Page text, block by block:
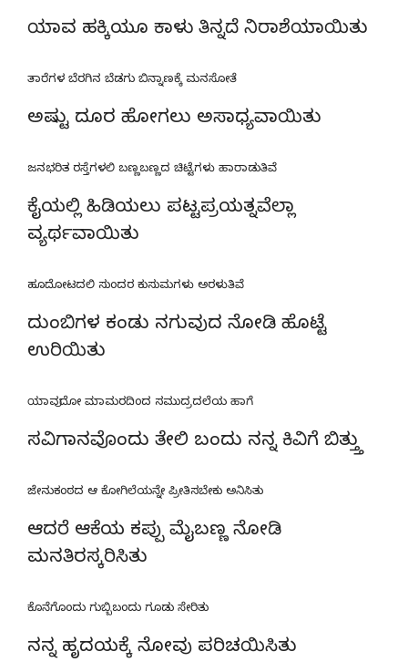
ಯಾವ ಹಕ್ಕಿಯೂ ಕಾಳು ತಿನ್ನದೆ ನಿರಾಶೆಯಾಯಿತು
ತಾರೆಗಳ ಬೆರಗಿನ ಬೆಡಗು ಬಿನ್ನಾಣಕ್ಕೆ ಮನಸೋತೆ
ಅಷ್ಟು ದೂರ ಹೋಗಲು ಅಸಾಧ್ಯವಾಯಿತು
ಜನಭರಿತ ರಸ್ತೆಗಳಲಿ ಬಣ್ಣಬಣ್ಣದ ಚಿಟ್ಟೆಗಳು ಹಾರಾಡುತಿವೆ
ಕೈಯಲ್ಲಿ ಹಿಡಿಯಲು ಪಟ್ಟಪ್ರಯತ್ನವೆಲ್ಲಾ
ವ್ಯರ್ಥವಾಯಿತು
ಹೂದೋಟದಲಿ ಸುಂದರ ಕುಸುಮಗಳು ಅರಳುತಿವೆ
ದುಂಬಿಗಳ ಕಂಡು ನಗುವುದ ನೋಡಿ ಹೊಟ್ಟೆ
ಉರಿಯಿತು
ಯಾವುದೋ ಮಾಮರದಿಂದ ಸಮುದ್ರದಲೆಯ ಹಾಗೆ
ಸವಿಗಾನವೊಂದು ತೇಲಿ ಬಂದು ನನ್ನ ಕಿವಿಗೆ ಬಿತ್ತ್ತು
ಜೇನುಕಂಠದ ಆ ಕೋಗಿಲೆಯನ್ನೇ ಪ್ರೀತಿಸಬೇಕು ಅನಿಸಿತು
ಆದರೆ ಆಕೆಯ ಕಪ್ಪು ಮೈಬಣ್ಣ ನೋಡಿ
ಮನತಿರಸ್ಕರಿಸಿತು
ಕೊನೆಗೊಂದು ಗುಬ್ಬಿಬಂದು ಗೂಡು ಸೇರಿತು
ನನ್ನ ಹೃದಯಕ್ಕೆ ನೋವು ಪರಿಚಯಿಸಿತು